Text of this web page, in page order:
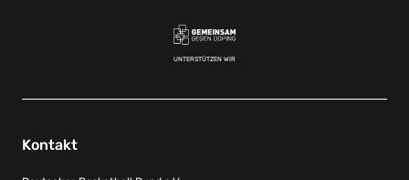
UNTERSTÜTZEN WIR
Kontakt